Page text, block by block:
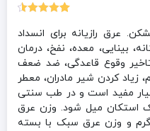
4.63
از 5
در
امتیازدهی
مشتری
عرق رازیانه برای انسداد
بینایی، معده، نفخ، درمان
وقوع قاعدگی، ضد ضعف
زیاد کردن شیر مادران، معطر
مفید است و در طب سنتی
استکان میل شود. وزن عرق
با بسته بندی حدود 1000گرم و وزن عرق سبک با بسته